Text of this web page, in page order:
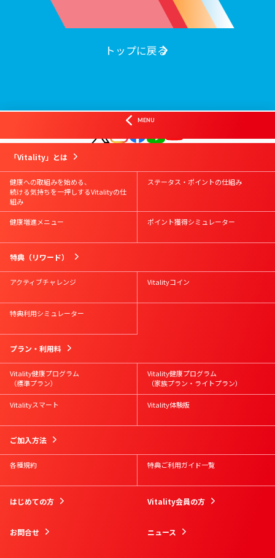
トップに戻る
MENU
はじめての方
オフィシャルSNS
「Vitality」とは
健康への取組みを始める、
続ける気持ちを一押しするVitalityの仕
組み
ステータス・ポイントの仕組み
健康増進メニュー ポイント獲得シミュレーター
特典（リワード）
アクティブチャレンジ Vitalityコイン
特典利用シミュレーター
プラン・利用料
Vitality健康プログラム
（標準プラン）
Vitality健康プログラム
（家族プラン・ライトプラン）
Vitalityスマート Vitality体験版
ご加入方法
各種規約 特典ご利用ガイド一覧
はじめての方 Vitality会員の方
お問合せ ニュース